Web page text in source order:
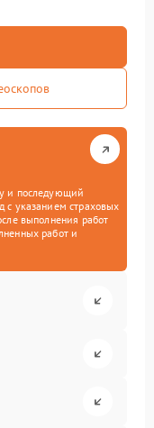
и последующий
с указанием страховых
выполнения работ
работ и